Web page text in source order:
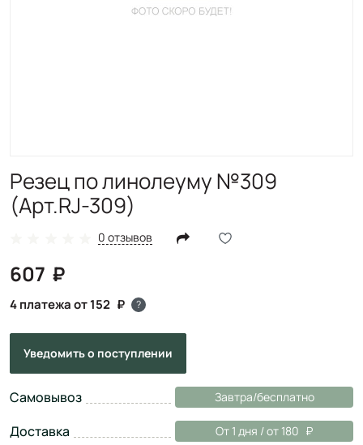
Резец по линолеуму №309
(Арт.RJ-309)
0 отзывов
607
4 платежа от 152 ?
Уведомитьо поступлении
Самовывоз Завтра/бесплатно
Доставка От 1 дня / от 180